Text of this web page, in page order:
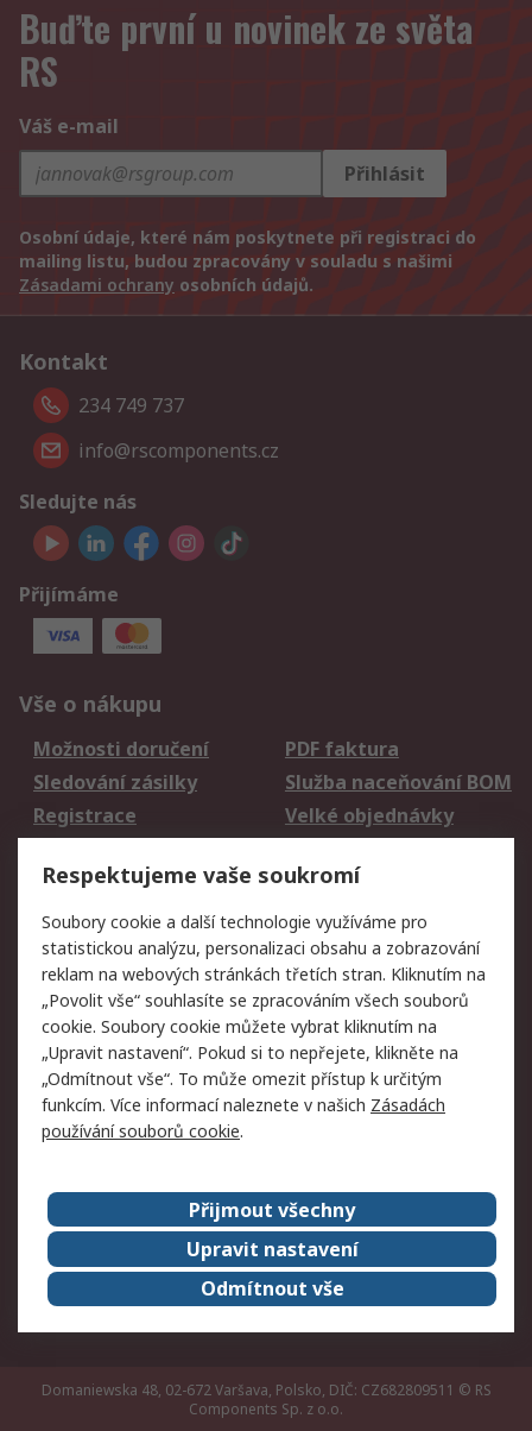
Buďte první u novinek ze světa
RS
Váš e-mail
Přihlásit
Osobní údaje, které nám poskytnete při registraci do
mailing listu, budou zpracovány v souladu s našimi
Zásadami ochrany osobních údajů.
Kontakt
234 749 737
info@rscomponents.cz
Sledujte nás
Přijímáme
Vše o nákupu
Možnosti doručení
PDF faktura
Sledování zásilky
Služba naceňování BOM
Registrace
Velké objednávky
Právní
Autorská práva
Obchodní podmínky
společnosti RS
Prohlášení o ochraně
údajů
Zabezpečení
elektronické pošty
Zásady pro soubory
cookie
Zásady ochrany
osobních údajů
Kontakt
O naší společnosti
RS Group
Kariéra
Ocenění
ESG
Domaniewska 48, 02-672 Varšava, Polsko, DIČ: CZ682809511 © RS
Components Sp. z o.o.
Respektujeme vaše soukromí
Soubory cookie a další technologie využíváme pro
statistickou analýzu, personalizaci obsahu a zobrazování
reklam na webových stránkách třetích stran. Kliknutím na
„Povolit vše“ souhlasíte se zpracováním všech souborů
cookie. Soubory cookie můžete vybrat kliknutím na
„Upravit nastavení“. Pokud si to nepřejete, klikněte na
„Odmítnout vše“. To může omezit přístup k určitým
funkcím. Více informací naleznete v našich Zásadách
používání souborů cookie.
Přijmout všechny
Upravit nastavení
Odmítnout vše